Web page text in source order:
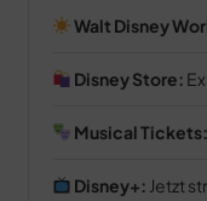
Walt Disney
Disney Store:
Musical Tickets:
Disney+: Jetzt